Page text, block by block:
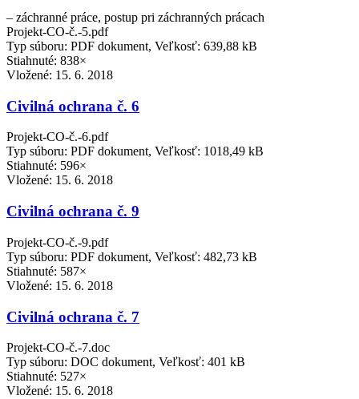
– záchranné práce, postup pri záchranných prácach
Projekt-CO-č.-5.pdf
Typ súboru: PDF dokument, Veľkosť: 639,88 kB
Stiahnuté: 838×
Vložené: 15. 6. 2018
Civilná ochrana č. 6
Projekt-CO-č.-6.pdf
Typ súboru: PDF dokument, Veľkosť: 1018,49 kB
Stiahnuté: 596×
Vložené: 15. 6. 2018
Civilná ochrana č. 9
Projekt-CO-č.-9.pdf
Typ súboru: PDF dokument, Veľkosť: 482,73 kB
Stiahnuté: 587×
Vložené: 15. 6. 2018
Civilná ochrana č. 7
Projekt-CO-č.-7.doc
Typ súboru: DOC dokument, Veľkosť: 401 kB
Stiahnuté: 527×
Vložené: 15. 6. 2018